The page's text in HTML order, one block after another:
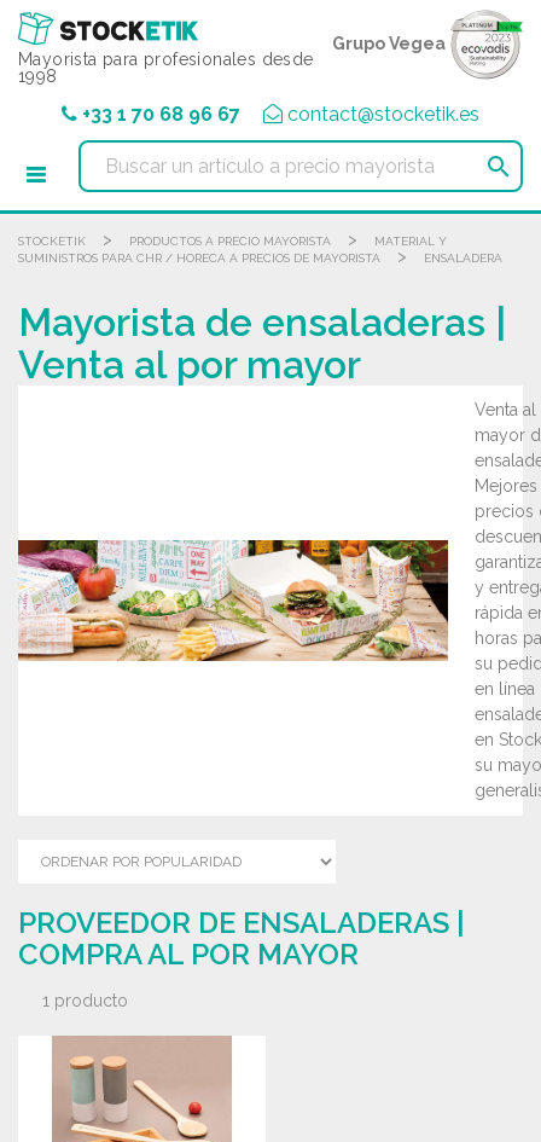
Mayorista para profesionales desde
1998
Grupo Vegea
+33 1 70 68 96 67 contact@stocketik.es

STOCKETIK > PRODUCTOS A PRECIO MAYORISTA >
MATERIAL Y
SUMINISTROS PARA CHR / HORECA A PRECIOS DE MAYORISTA
> ENSALADERA
Mayorista de ensaladeras |
Venta al por mayor
Venta
mayor
Mejores
precios
y
rápida
horas
su
en línea
en
su
PROVEEDOR DE ENSALADERAS |
COMPRA AL POR MAYOR
1 producto
Panel de gestión de cookies